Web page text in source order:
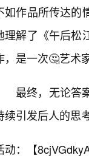
如作品所传达的
理解了《午后松
，是一次🤔艺术
最终，无论答
续引发后人的思
动：【